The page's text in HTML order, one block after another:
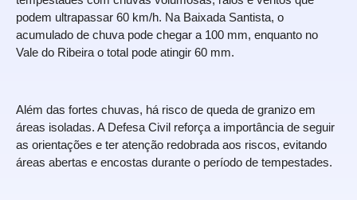
podem ultrapassar 60 km/h. Na Baixada Santista, o
acumulado de chuva pode chegar a 100 mm, enquanto no
Vale do Ribeira o total pode atingir 60 mm.
Além das fortes chuvas, há risco de queda de granizo em
áreas isoladas. A Defesa Civil reforça a importância de seguir
as orientações e ter atenção redobrada aos riscos, evitando
áreas abertas e encostas durante o período de tempestades.